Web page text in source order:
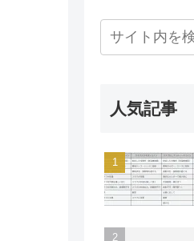
人気記事